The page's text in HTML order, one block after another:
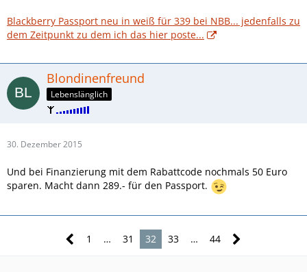
Blackberry Passport neu in weiß für 339 bei NBB... jedenfalls zu
dem Zeitpunkt zu dem ich das hier poste...
Blondinenfreund
Lebenslänglich
30. Dezember 2015
Und bei Finanzierung mit dem Rabattcode nochmals 50 Euro
sparen. Macht dann 289.- für den Passport.
1 … 31 32 33 … 44